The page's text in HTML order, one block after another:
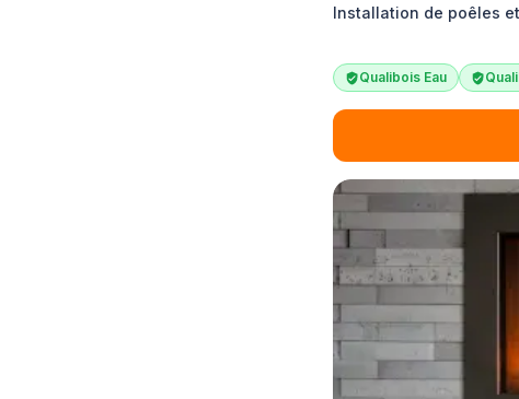
Installation de poêles
Qualibois Eau